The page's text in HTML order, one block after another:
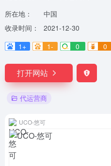
所在地：
中国
收录时间：
2021-12-30
1+
1- 0 0
打开网站
代运营商
UCO-悠可